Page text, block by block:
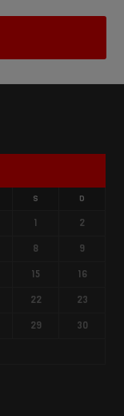
S D
1
2
8
9
15
16
22
23
29
30